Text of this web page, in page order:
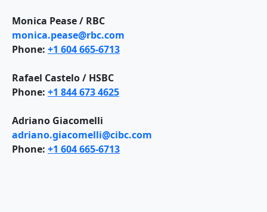
Monica Pease / RBC
monica.pease@rbc.com
Phone: +1 604 665-6713
Rafael Castelo / HSBC
Phone: +1 844 673 4625
Adriano Giacomelli
adriano.giacomelli@cibc.com
Phone: +1 604 665-6713